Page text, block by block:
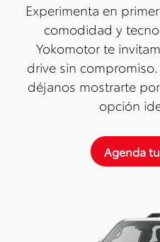
Experimenta en
comodidad y
Yokomotor te
drive sin
déjanos mostrarte
opción
Agenda